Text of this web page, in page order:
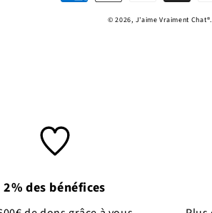
© 2026, J'aime Vraiment Chat®.
2% des bénéfices